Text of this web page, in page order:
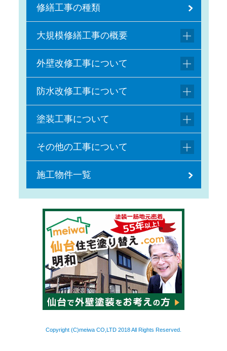
修繕工事の種類
大規模修繕工事の概要
外壁改修工事について
防水改修工事について
塗装工事について
その他の工事について
施工物件一覧
Copyright (C)meiwa CO,LTD 2018 All Rights Reserved.